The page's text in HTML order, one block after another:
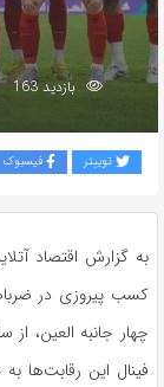
بازدید 163
توییتر فیسبوک
به گزارش اقتصاد
کسب پیروزی در
فینال این رقابت‌ها